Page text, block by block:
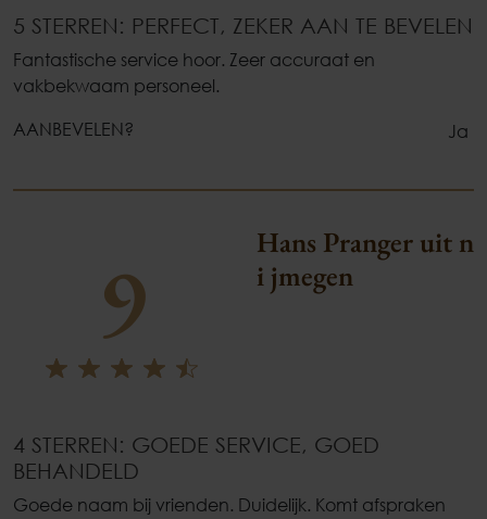
5 STERREN: PERFECT, ZEKER AAN TE BEVELEN
Fantastische service hoor. Zeer accuraat en
vakbekwaam personeel.
AANBEVELEN?
Ja
9
Hans Pranger uit n
i jmegen
4 STERREN: GOEDE SERVICE, GOED
BEHANDELD
Goede naam bij vrienden. Duidelijk. Komt afspraken